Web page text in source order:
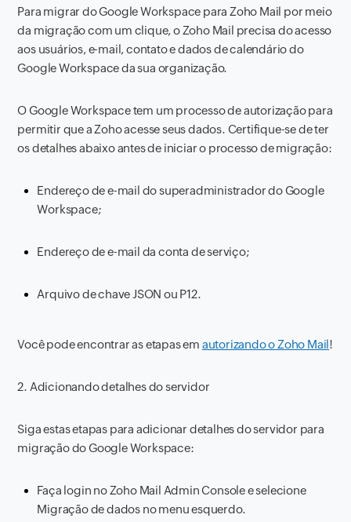
Para migrar do Google Workspace para Zoho Mail por meio
da migração com um clique, o Zoho Mail precisa do acesso
aos usuários, e-mail, contato e dados de calendário do
Google Workspace da sua organização.
O Google Workspace tem um processo de autorização para
permitir que a Zoho acesse seus dados. Certifique-se de ter
os detalhes abaixo antes de iniciar o processo de migração:
Endereço de e-mail do superadministrador do Google
Workspace;
Endereço de e-mail da conta de serviço;
Arquivo de chave JSON ou P12.
Você pode encontrar as etapas em autorizando o Zoho Mail!
2. Adicionando detalhes do servidor
Siga estas etapas para adicionar detalhes do servidor para
migração do Google Workspace:
Faça login no Zoho Mail Admin Console e selecione
Migração de dados no menu esquerdo.